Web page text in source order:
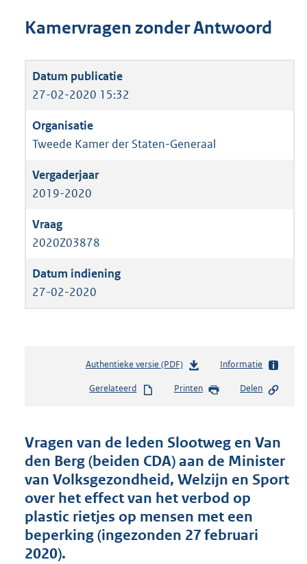
Kamervragen zonder Antwoord
27-02-2020 15:32
Tweede Kamer der Staten-Generaal
2019-2020
2020Z03878
27-02-2020
Authentieke versie (PDF)b
s
d
s
g
r
o
t
Informatie
Gerelateerd Printen Delen
Vragen van de leden Slootweg en Van
den Berg (beiden CDA) aan de Minister
van Volksgezondheid, Welzijn en Sport
over het effect van het verbod op
plastic rietjes op mensen met een
beperking (ingezonden 27 februari
2020).